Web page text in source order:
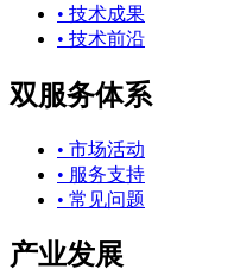
• 技术成果
• 技术前沿
双服务体系
• 市场活动
• 服务支持
• 常见问题
产业发展